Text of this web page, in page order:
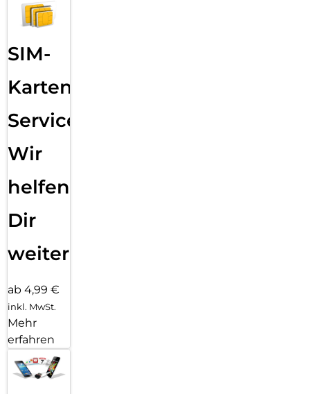
SIM-
Karten
Service:
Wir
helfen
Dir
weiter
ab 4,99 €
inkl. MwSt.
Mehr
erfahren